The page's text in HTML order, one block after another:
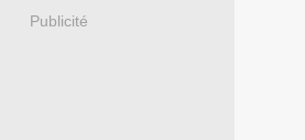
Publicité